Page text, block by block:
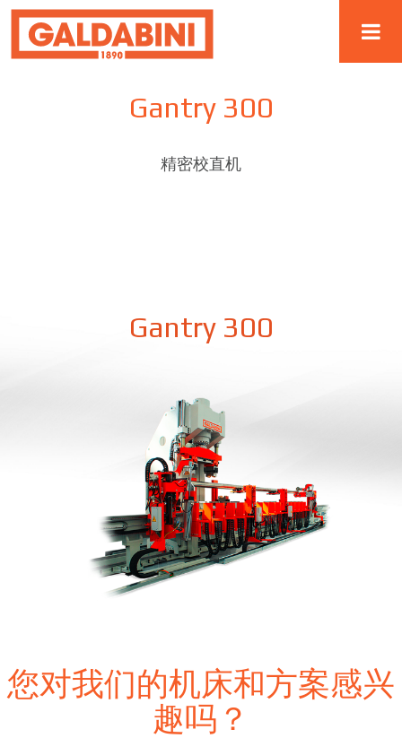
Gantry 300
精密校直机
Gantry 300
您对我们的机床和方案感兴
趣吗？